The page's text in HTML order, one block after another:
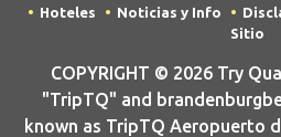
Hoteles
Noticias y Info
Sitio
COPYRIGHT © 2026 Try
"TripTQ" and
known as TripTQ Aeropuerto